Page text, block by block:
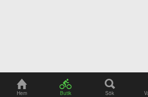
Adress Öppettider
Hem Butik Sök